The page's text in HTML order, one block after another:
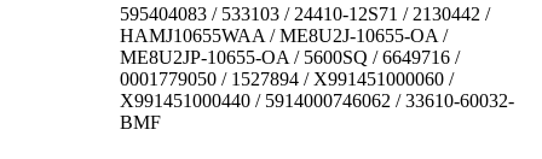
595404083 / 533103 / 24410-12S71 / 2130442 /
HAMJ10655WAA / ME8U2J-10655-OA /
ME8U2JP-10655-OA / 5600SQ / 6649716 /
0001779050 / 1527894 / X991451000060 /
X991451000440 / 5914000746062 / 33610-60032-
BMF